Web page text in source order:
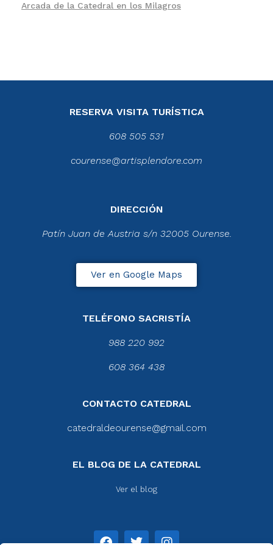
Arcada de la Catedral en los Milagros
RESERVA VISITA TURÍSTICA
608 505 531
courense@artisplendore.com
DIRECCIÓN
Patín Juan de Austria s/n 32005 Ourense.
Ver en Google Maps
TELÉFONO SACRISTÍA
988 220 992
608 364 438
CONTACTO CATEDRAL
catedraldeourense@gmail.com
EL BLOG DE LA CATEDRAL
Ver el blog